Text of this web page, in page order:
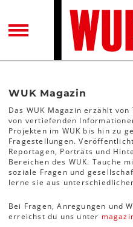
TOGGLE
Magazin
WUK Magazin
Das WUK Magazin erzählt
von vertiefenden
Projekten im WUK bis hin zu
Fragestellungen.
Reportagen, Porträts und
Bereichen des WUK. Tauche
soziale Fragen und
lerne sie aus
Bei Fragen, Anregungen und
erreichst du uns unter